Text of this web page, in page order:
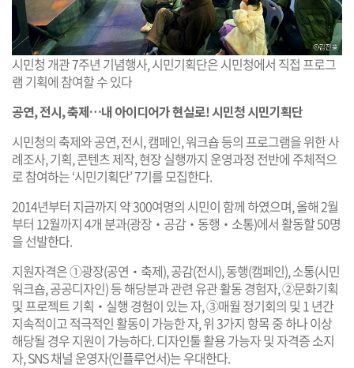
시민청 개관 7주년 기념행사, 시민기획단은 시민청에서 직접 프로그
램 기획에 참여할 수 있다
공연, 전시, 축제…내 아이디어가 현실로! 시민청 시민기획단
시민청의 축제와 공연, 전시, 캠페인, 워크숍 등의 프로그램을 위한 사
례조사, 기획, 콘텐츠 제작, 현장 실행까지 운영과정 전반에 주체적으
로 참여하는 ‘시민기획단’ 7기를 모집한다.
2014년부터 지금까지 약 300여명의 시민이 함께 하였으며, 올해 2월
부터 12월까지 4개 분과(광장‧공감‧동행‧소통)에서 활동할 50명
을 선발한다.
지원자격은 ①광장(공연‧축제), 공감(전시), 동행(캠페인), 소통(시민
워크숍, 공공디자인) 등 해당분과 관련 유관 활동 경험자, ②문화기획
및 프로젝트 기획‧실행 경험이 있는 자, ③매월 정기회의 및 1 년간
지속적이고 적극적인 활동이 가능한 자, 위 3가지 항목 중 하나 이상
해당될 경우 지원이 가능하다. 디자인툴 활용 가능자 및 자격증 소지
자, SNS 채널 운영자(인플루언서)는 우대한다.